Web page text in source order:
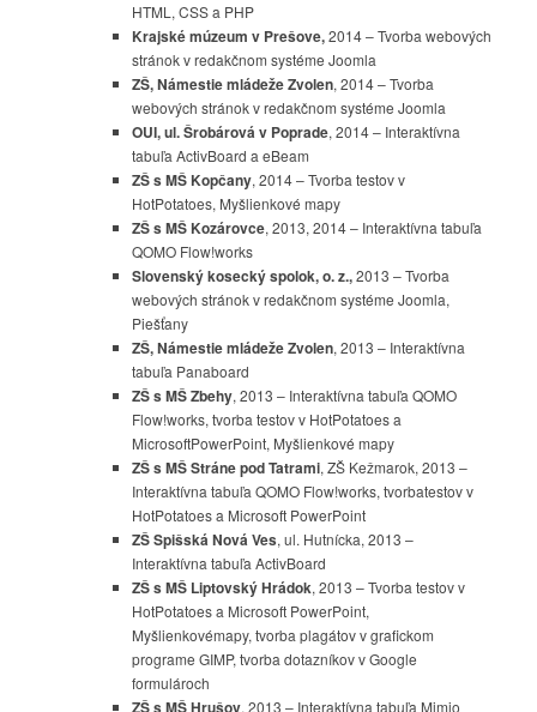
HTML, CSS a PHP
Krajské múzeum v Prešove,2014– Tvorba webových
stránok v redakčnom systéme Joomla
ZŠ, Námestie mládeže Zvolen, 2014 – Tvorba
webových stránok v redakčnom systéme Joomla
OUI, ul. Šrobárová v Poprade, 2014 – Interaktívna
tabuľa ActivBoard a eBeam
ZŠ s MŠ Kopčany, 2014 – Tvorba testov v
HotPotatoes, Myšlienkové mapy
ZŠ s MŠ Kozárovce, 2013, 2014 – Interaktívna tabuľa
QOMO Flow!works
Slovenský kosecký spolok, o. z.,2013 – Tvorba
webových stránok v redakčnom systéme Joomla,
Piešťany
ZŠ, Námestie mládeže Zvolen, 2013 – Interaktívna
tabuľa Panaboard
ZŠ s MŠ Zbehy, 2013 – Interaktívna tabuľa QOMO
Flow!works, tvorba testov v HotPotatoes a
MicrosoftPowerPoint, Myšlienkové mapy
ZŠ s MŠ Stráne pod Tatrami, ZŠ Kežmarok, 2013 –
Interaktívna tabuľa QOMO Flow!works, tvorbatestov v
HotPotatoes a Microsoft PowerPoint
ZŠ Spišská Nová Ves, ul. Hutnícka, 2013 –
Interaktívna tabuľa ActivBoard
ZŠ s MŠ Liptovský Hrádok, 2013 – Tvorba testov v
HotPotatoes a Microsoft PowerPoint,
Myšlienkovémapy, tvorba plagátov v grafickom
programe GIMP, tvorba dotazníkov v Google
formulároch
ZŠ s MŠ Hrušov, 2013 – Interaktívna tabuľa Mimio